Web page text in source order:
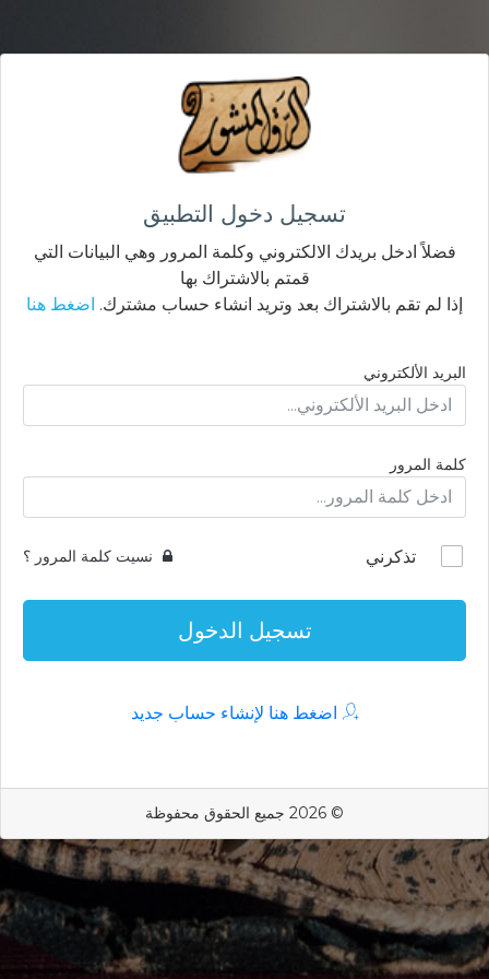
تسجيل دخول التطبيق
فضلاً ادخل بريدك الالكتروني وكلمة المرور وهي البيانات التي
قمتم بالاشتراك بها
إذا لم تقم بالاشتراك بعد وتريد انشاء حساب مشترك. اضغط هنا
البريد الألكتروني
كلمة المرور
تذكرني نسيت كلمة المرور ؟
تسجيل الدخول
اضغط هنا لإنشاء حساب جديد
© 2026 جميع الحقوق محفوظة